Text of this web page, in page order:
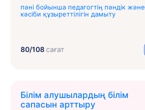
пәні бойынша педагогтің пәндік және
кәсіби құзыреттілігін дамыту
80/108сағат
Білім алушылардың білім
сапасын арттыру